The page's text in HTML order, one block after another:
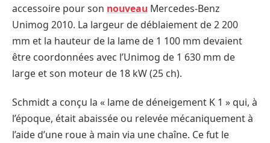
accessoire pour son nouveau Mercedes-Benz
Unimog 2010. La largeur de déblaiement de 2 200
mm et la hauteur de la lame de 1 100 mm devaient
être coordonnées avec l’Unimog de 1 630 mm de
large et son moteur de 18 kW (25 ch).
Schmidt a conçu la « lame de déneigement K 1 » qui, à
l’époque, était abaissée ou relevée mécaniquement à
l’aide d’une roue à main via une chaîne. Ce fut le